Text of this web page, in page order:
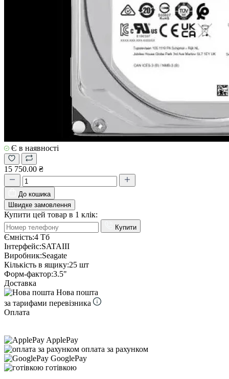
Є в наявності
15 750.00 ₴
До кошика
Швидке замовлення
Купити цей товар в 1 клік:
Купити
Ємність:4 Тб
Інтерфейс:SATAIII
Виробник:Seagate
Кількість в ящику:25 шт
Форм-фактор:3.5"
Доставка
Нова пошта
за тарифами перевізника
Оплата
ApplePay
оплата за рахунком
GooglePay
готівкою